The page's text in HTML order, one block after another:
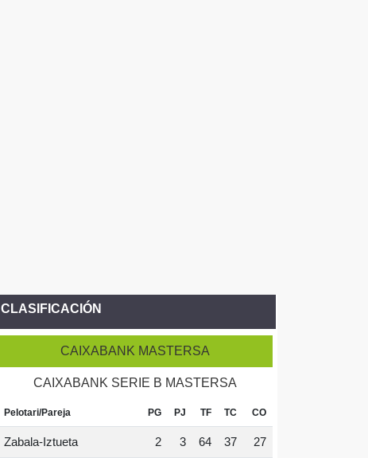
CLASIFICACIÓN
CAIXABANK MASTERSA
CAIXABANK SERIE B MASTERSA
Pelotari/Pareja PG PJ TF TC CO
Zabala-Iztueta 2 3 64 37 27